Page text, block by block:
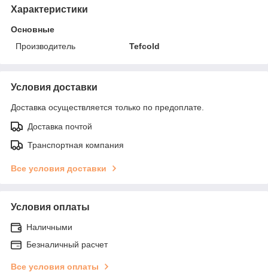
Характеристики
Основные
Производитель
Tefcold
Условия доставки
Доставка осуществляется только по предоплате.
Доставка почтой
Транспортная компания
Все условия доставки
Условия оплаты
Наличными
Безналичный расчет
Все условия оплаты